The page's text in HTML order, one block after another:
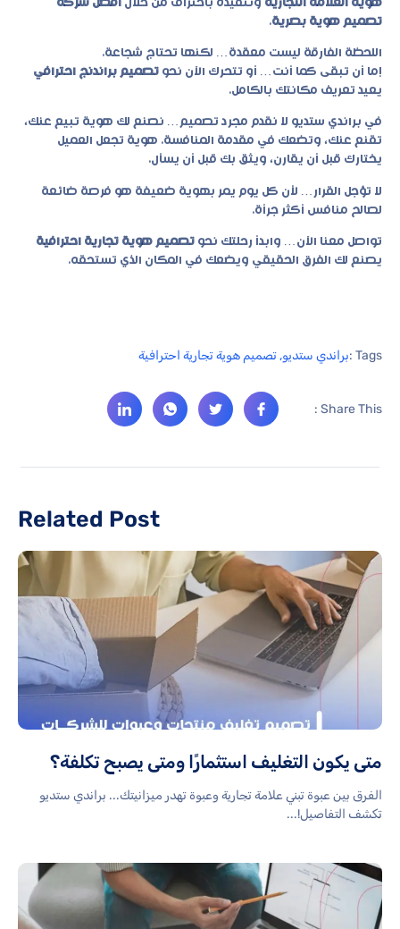
هوية العلامة التجارية وتنفيذه باحتراف من خلال أفضل شركة
تصميم هوية بصرية.
اللحظة الفارقة ليست معقدة… لكنها تحتاج شجاعة.
إما أن تبقى كما أنت… أو تتحرك الآن نحو تصميم براندنج احترافي
يعيد تعريف مكانتك بالكامل.
في براندي ستديو لا نقدم مجرد تصميم… نصنع لك هوية تبيع عنك،
تقنع عنك، وتضعك في مقدمة المنافسة. هوية تجعل العميل
يختارك قبل أن يقارن، ويثق بك قبل أن يسأل.
لا تؤجل القرار… لأن كل يوم يمر بهوية ضعيفة هو فرصة ضائعة
لصالح منافس أكثر جرأة.
تواصل معنا الآن… وابدأ رحلتك نحو تصميم هوية تجارية احترافية
يصنع لك الفرق الحقيقي ويضعك في المكان الذي تستحقه.
Tags : براندي ستديو, تصميم هوية تجارية احترافية
Share This :
Related Post
متى يكون التغليف استثمارًا ومتى يصبح تكلفة؟
الفرق بين عبوة تبني علامة تجارية وعبوة تهدر ميزانيتك... براندي ستديو
تكشف التفاصيل!...